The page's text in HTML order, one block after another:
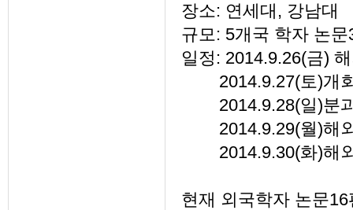
장소: 연세대, 강남대
규모: 5개국 학자 논
일정: 2014.9.26(금)
2014.9.27(토)개회
2014.9.28(일)분과
2014.9.29(월)해외
2014.9.30(화)해
현재 외국학자 논문